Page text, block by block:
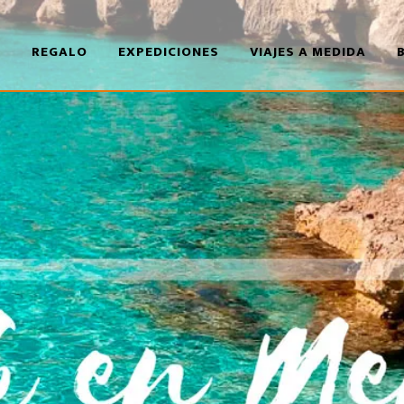
REGALO EXPEDICIONES VIAJES A MEDIDA